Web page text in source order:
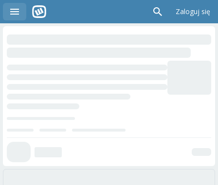
Zaloguj się